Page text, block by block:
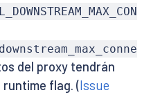
del proxy tendrán
flag. (Issue